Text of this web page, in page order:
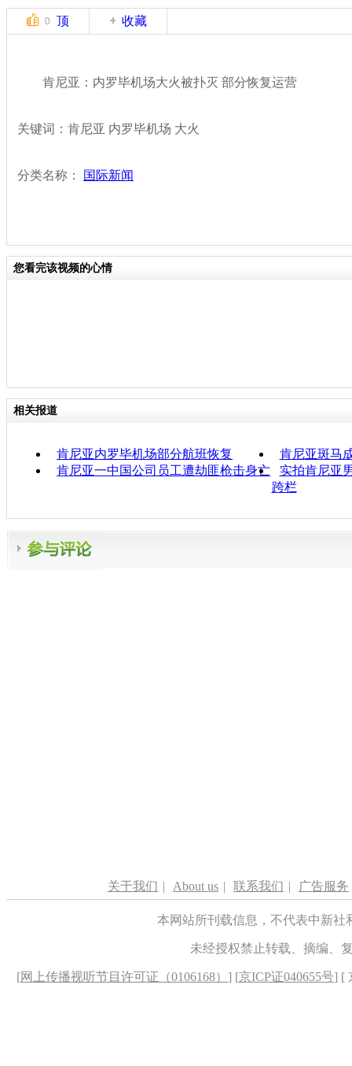
0 顶 收藏
肯尼亚：内罗毕机场大火被扑灭 部分恢复运营
关键词：肯尼亚 内罗毕机场 大火
分类名称： 国际新闻
您看完该视频的心情
相关报道
肯尼亚内罗毕机场部分航班恢复
肯尼亚斑马
肯尼亚一中国公司员工遭劫匪枪击身亡
实拍肯尼亚
跨栏
关于我们 | About us | 联系我们 | 广告服务
本网站所刊载信息，不代表中新
未经授权禁止转载、摘编、
[网上传播视听节目许可证（0106168） ] [京ICP证040655号] [